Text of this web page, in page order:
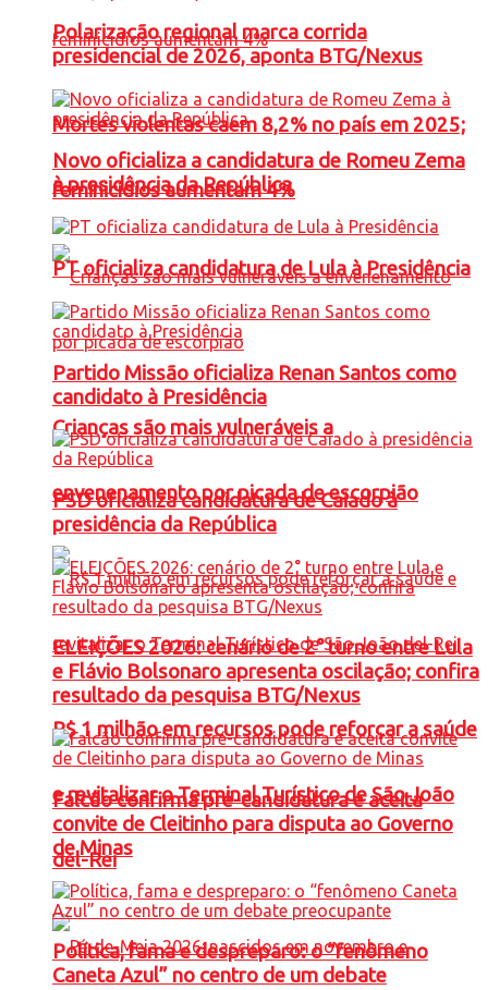
Mortes violentas caem 8,2% no país em 2025;
feminicídios aumentam 4%
Crianças são mais vulneráveis a
envenenamento por picada de escorpião
R$ 1 milhão em recursos pode reforçar a saúde
e revitalizar o Terminal Turístico de São João
del-Rei
Polarização regional marca corrida
presidencial de 2026, aponta BTG/Nexus
Novo oficializa a candidatura de Romeu Zema
à presidência da República
PT oficializa candidatura de Lula à Presidência
Partido Missão oficializa Renan Santos como
candidato à Presidência
PSD oficializa candidatura de Caiado à
presidência da República
ELEIÇÕES 2026: cenário de 2° turno entre Lula
e Flávio Bolsonaro apresenta oscilação; confira
resultado da pesquisa BTG/Nexus
Falcão confirma pré-candidatura e aceita
convite de Cleitinho para disputa ao Governo
de Minas
Política, fama e despreparo: o “fenômeno
Caneta Azul” no centro de um debate